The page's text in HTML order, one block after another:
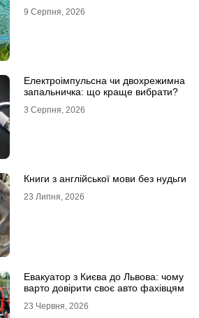
9 Серпня, 2026
Електроімпульсна чи двохрежимна
запальничка: що краще вибрати?
3 Серпня, 2026
Книги з англійської мови без нудьги
23 Липня, 2026
Евакуатор з Києва до Львова: чому
варто довірити своє авто фахівцям
23 Червня, 2026